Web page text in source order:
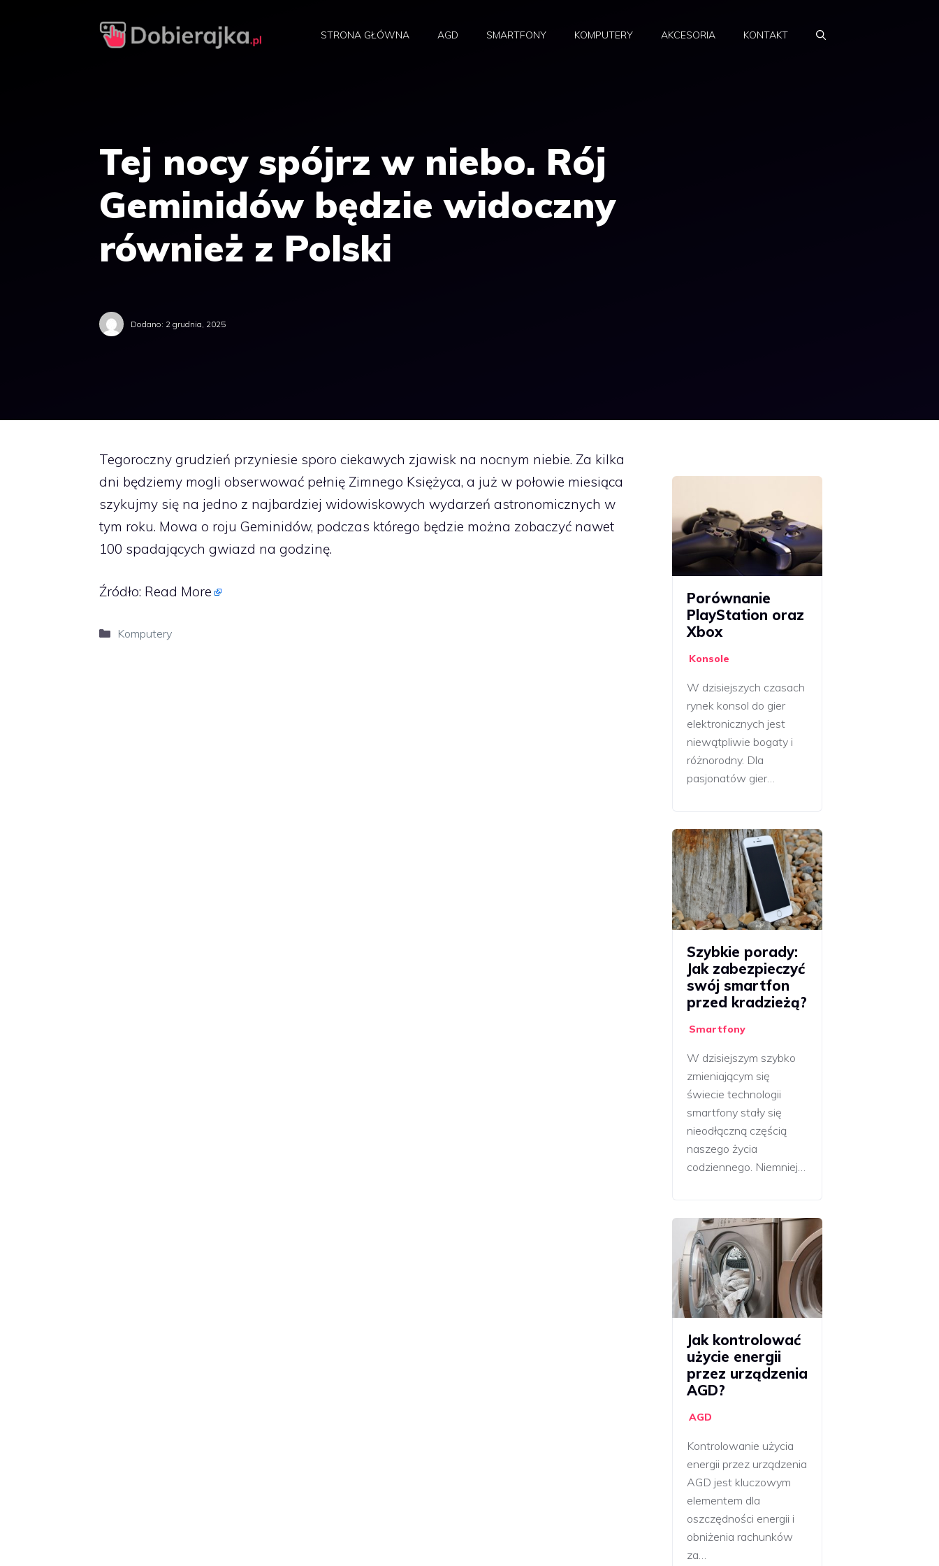
STRONA GŁÓWNA AGD SMARTFONY KOMPUTERY AKCESORIA KONTAKT
Tej nocy spójrz w niebo. Rój
Geminidów będzie widoczny
również z Polski
Dodano: 2 grudnia, 2025
Tegoroczny grudzień przyniesie sporo ciekawych zjawisk na nocnym niebie. Za kilka
dni będziemy mogli obserwować pełnię Zimnego Księżyca, a już w połowie miesiąca
szykujmy się na jedno z najbardziej widowiskowych wydarzeń astronomicznych w
tym roku. Mowa o roju Geminidów, podczas którego będzie można zobaczyć nawet
100 spadających gwiazd na godzinę.
Źródło: Read More
Kategorie
Komputery
Porównanie
PlayStation oraz
Xbox
Konsole
W dzisiejszych czasach
rynek konsol do gier
elektronicznych jest
niewątpliwie bogaty i
różnorodny. Dla
pasjonatów gier…
Szybkie porady:
Jak zabezpieczyć
swój smartfon
przed kradzieżą?
Smartfony
W dzisiejszym szybko
zmieniającym się
świecie technologii
smartfony stały się
nieodłączną częścią
naszego życia
codziennego. Niemniej…
Jak kontrolować
użycie energii
przez urządzenia
AGD?
AGD
Kontrolowanie użycia
energii przez urządzenia
AGD jest kluczowym
elementem dla
oszczędności energii i
obniżenia rachunków
za…